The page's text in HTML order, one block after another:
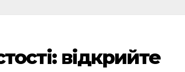
відкрийте